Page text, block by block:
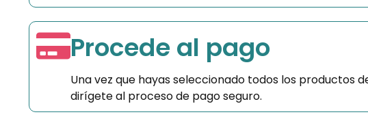
Procede al pago
Una vez que hayas seleccionado todos los productos
dirígete al proceso de pago seguro.